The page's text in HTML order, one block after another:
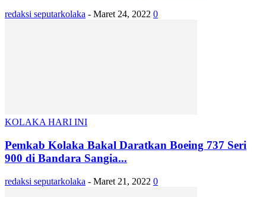
redaksi seputarkolaka - Maret 24, 2022 0
KOLAKA HARI INI
Pemkab Kolaka Bakal Daratkan Boeing 737 Seri
900 di Bandara Sangia...
redaksi seputarkolaka - Maret 21, 2022 0